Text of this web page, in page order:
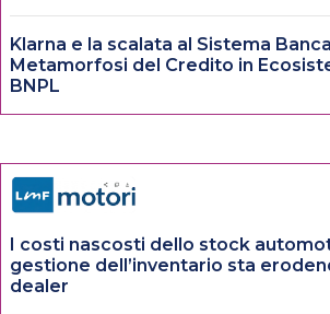
Klarna e la scalata al Sistema
Metamorfosi del Credito in
BNPL
I costi nascosti dello stock
gestione dell’inventario sta
dealer